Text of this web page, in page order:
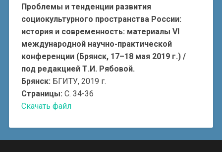
Проблемы и тенденции развития
социокультурного пространства России:
история и современность: материалы VI
международной научно-практической
конференции (Брянск, 17–18 мая 2019 г.) /
под редакцией Т.И. Рябовой.
Брянск: БГИТУ, 2019 г.
Страницы: С. 34-36
Скачать файл